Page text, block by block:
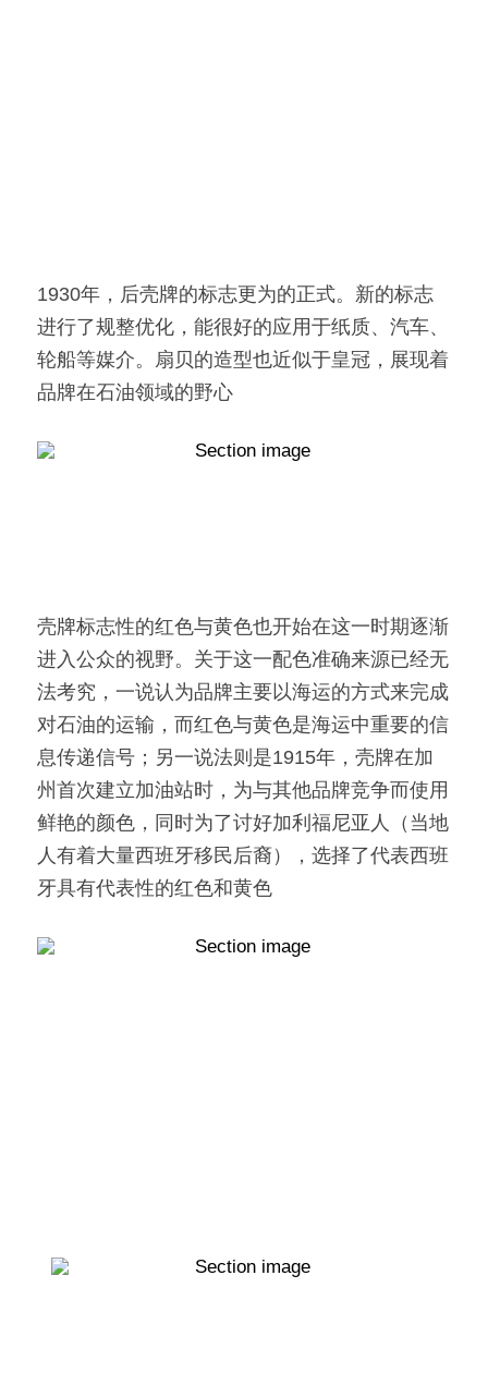
1930年，后壳牌的标志更为的正式。新的标志
进行了规整优化，能很好的应用于纸质、汽车、
轮船等媒介。扇贝的造型也近似于皇冠，展现着
品牌在石油领域的野心
壳牌标志性的红色与黄色也开始在这一时期逐渐
进入公众的视野。关于这一配色准确来源已经无
法考究，一说认为品牌主要以海运的方式来完成
对石油的运输，而红色与黄色是海运中重要的信
息传递信号；另一说法则是1915年，壳牌在加
州首次建立加油站时，为与其他品牌竞争而使用
鲜艳的颜色，同时为了讨好加利福尼亚人（当地
人有着大量西班牙移民后裔），选择了代表西班
牙具有代表性的红色和黄色